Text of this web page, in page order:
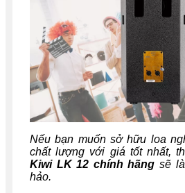
Nếu bạn muốn sở hữu loa
chất lượng với giá tốt nhất,
Kiwi LK 12 chính hãng sẽ
hảo.